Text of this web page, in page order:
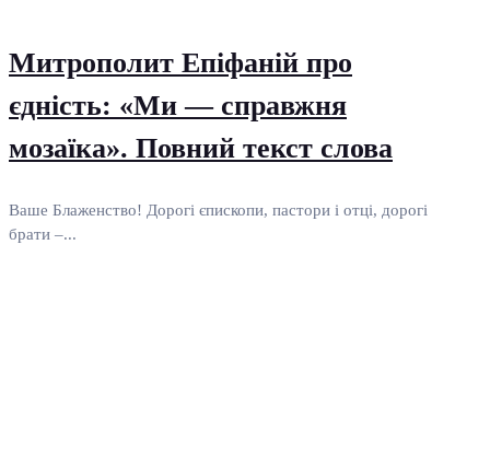
Митрополит Епіфаній про
єдність: «Ми — справжня
мозаїка». Повний текст слова
Ваше Блаженство! Дорогі єпископи, пастори і отці, дорогі
брати –...